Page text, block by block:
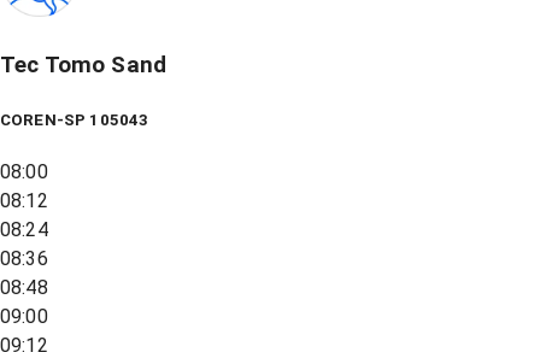
Tec Tomo Sand
COREN-SP 105043
08:00
08:12
08:24
08:36
08:48
09:00
09:12